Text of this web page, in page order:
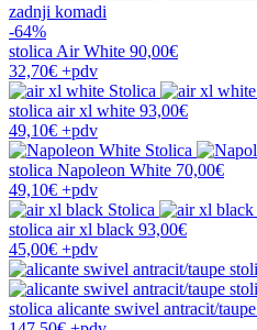
zadnji komadi
-64%
stolica Air White 90,00€
32,70€ +pdv
stolica air xl white 93,00€
49,10€ +pdv
stolica Napoleon White 70,00€
49,10€ +pdv
stolica air xl black 93,00€
45,00€ +pdv
stolica alicante swivel antracit/taupe